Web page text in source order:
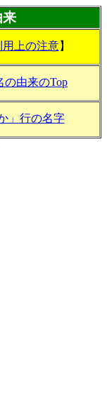
来
用上の注意】
の由来のTop
か」行の名字